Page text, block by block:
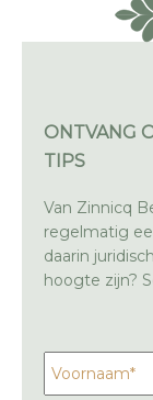
ONTVANG
TIPS
Van Zinnicq
regelmatig
daarin
hoogte zijn?